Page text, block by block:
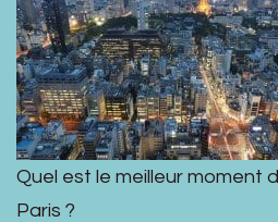
Quel est le meilleur moment
Paris ?